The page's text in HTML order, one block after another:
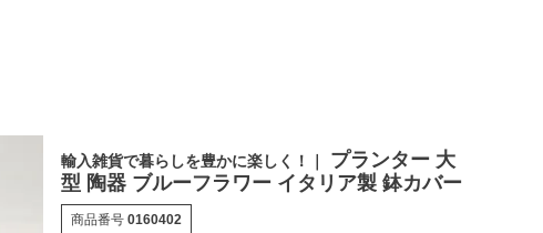
輸入雑貨で暮らしを豊かに楽しく！｜
プランター 大
型 陶器 ブルーフラワー イタリア製 鉢カバー
商品番号 0160402